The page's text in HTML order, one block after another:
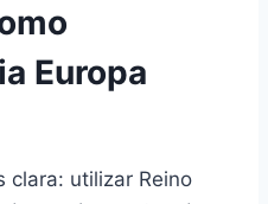
Europa
clara: utilizar Reino